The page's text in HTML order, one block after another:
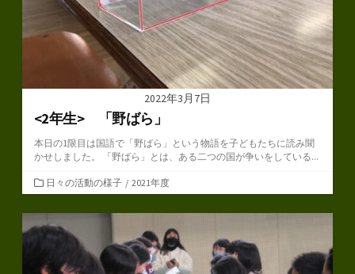
2022年3月7日
<2年生> 「野ばら」
本日の1限目は国語で「野ばら」という物語を子どもたちに読み聞
かせしました。 「野ばら」とは、ある二つの国が争いをしている...
カ
テ
ゴ
リ
日々の活動の様子 / 2021年度